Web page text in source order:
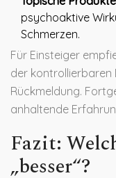
psychoaktive
Schmerzen.
Für Einsteiger
der kontrollierbaren
Rückmeldung.
anhaltende
Fazit:
„besser“?